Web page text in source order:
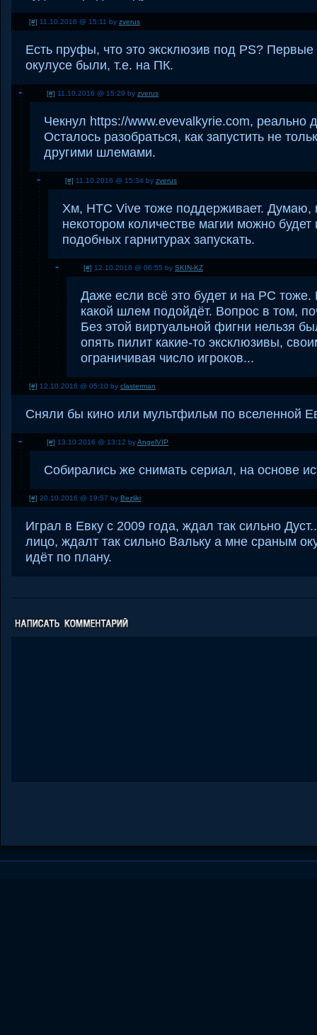
[#] 11.10.2016 @ 15:11 by zverus
Есть пруфы, что это эксклюзив под PS? Первые
окулусе были, т.е. на ПК.
[#] 11.10.2016 @ 15:29 by zverus
Чекнул https://www.evevalkyrie.com, реально
Осталось разобраться, как запустить не
другими шлемами.
[#] 11.10.2016 @ 15:34 by zverus
Хм, HTC Vive тоже поддерживает. Думаю,
некотором количестве магии можно
подобных гарнитурах запускать.
[#] 12.10.2016 @ 06:55 by SKIN-KZ
Даже если всё это будет и на PC
какой шлем подойдёт. Вопрос в том,
Без этой виртуальной фигни нельзя
опять пилит какие-то эксклюзивы,
ограничивая число игроков...
[#] 12.10.2016 @ 05:10 by clasterman
Сняли бы кино или мультфильм по вселенной
[#] 13.10.2016 @ 13:12 byAngelVIP
Собирались же снимать сериал, на основе
[#] 20.10.2016 @ 19:57 by Bezliki
Играл в Евку с 2009 года, ждал так сильно
лицо, ждалт так сильно Вальку а мне сраным
идёт по плану.